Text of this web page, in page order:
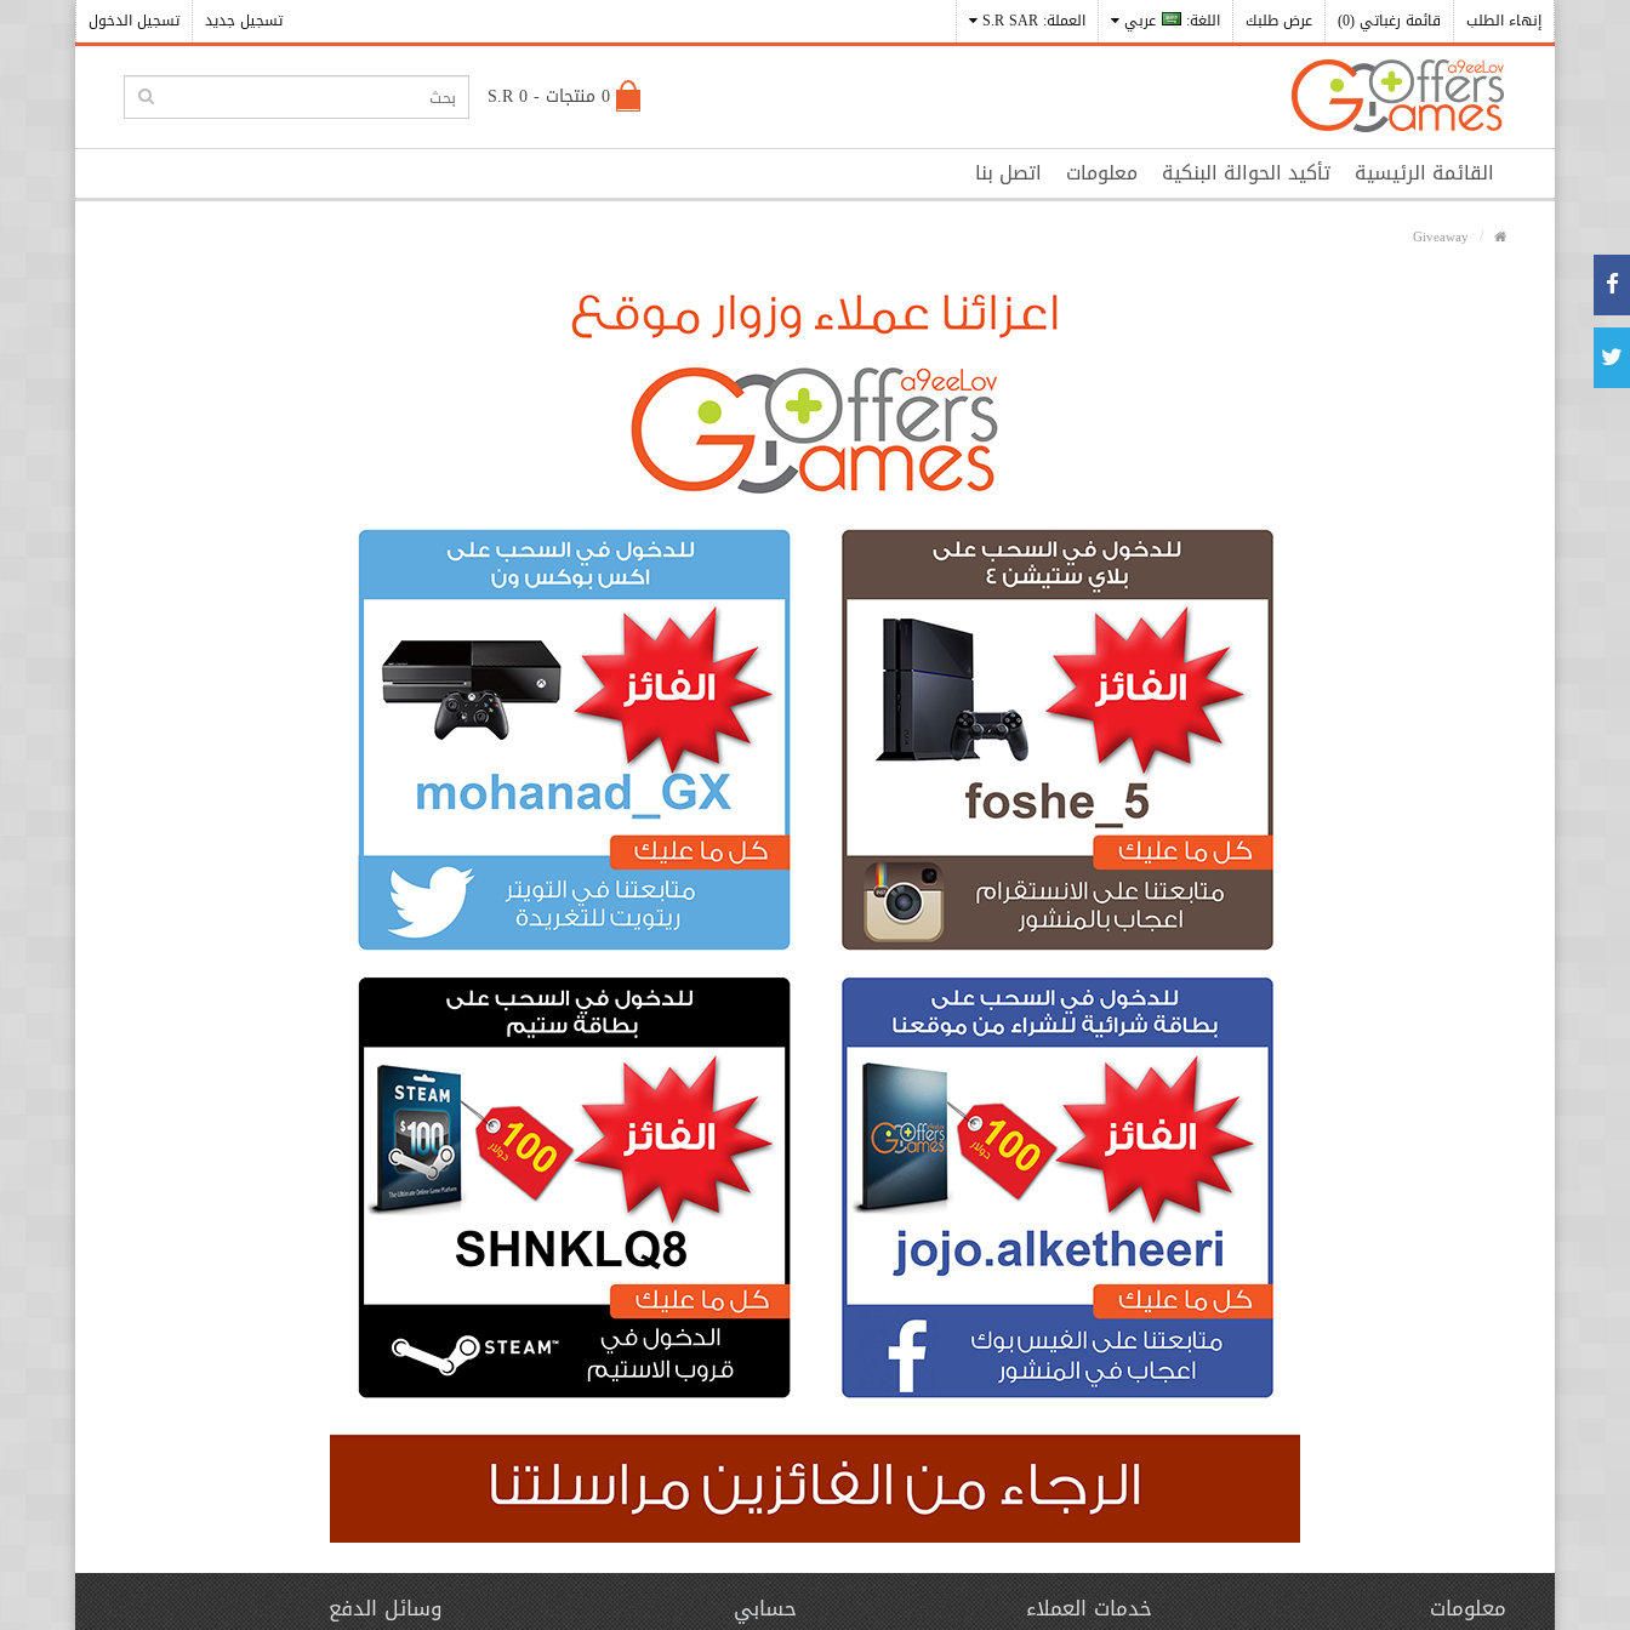
عرض طلبك قائمة رغباتي (0) إنهاء الطلب اللغة: عربي العملة: S.R SAR تسجيل الدخول تسجيل جديد
0 منتجات - S.R 0
القائمة الرئيسية تأكيد الحوالة البنكية معلومات اتصل بنا
Giveaway
معلومات خدمات العملاء حسابي وسائل الدفع